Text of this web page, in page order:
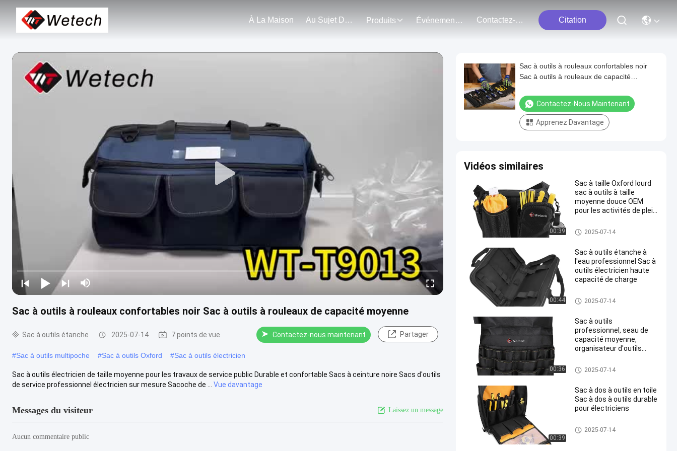
À La Maison Au Sujet De Nous Produits Événements Contactez-Nous Citation
Sac à outils à rouleaux confortables noir Sac à outils à rouleaux de capacité moyenne
Sac à outils étanche 2025-07-14 7 points de vue Contactez-nous maintenant Partager
#Sac à outils multipoche #Sac à outils Oxford #Sac à outils électricien
Sac à outils électricien de taille moyenne pour les travaux de service public Durable et confortable Sacs à ceinture noire Sacs d'outils
de service professionnel électricien sur mesure Sacoche de ...
Vue davantage
Messages du visiteur Laissez un message
Aucun commentaire public
Sac à outils à rouleaux confortables noir
Sac à outils à rouleaux de capacité
Contactez-Nous Maintenant
Apprenez Davantage
Vidéos similaires
00:39
Sac à taille Oxford lourd
sac à outils à taille
moyenne douce OEM
pour les activités de plein
Sac à outils étanche
2025-07-14
00:44
Sac à outils étanche à
l'eau professionnel Sac à
outils électricien haute
capacité de charge
Sac à outils étanche
2025-07-14
00:36
Sac à outils
professionnel, seau de
capacité moyenne,
organisateur d'outils
Sac à outils étanche
2025-07-14
00:39
Sac à dos à outils en toile
Sac à dos à outils durable
pour électriciens
Sac à outils étanche
2025-07-14